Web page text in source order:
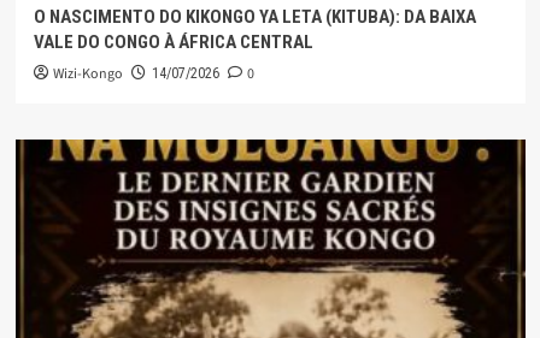
O NASCIMENTO DO KIKONGO YA LETA (KITUBA): DA BAIXA
VALE DO CONGO À ÁFRICA CENTRAL
Wizi-Kongo 14/07/2026 0